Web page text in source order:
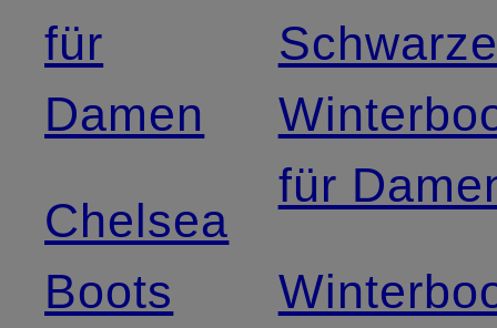
für
Damen
Chelsea
Boots
für